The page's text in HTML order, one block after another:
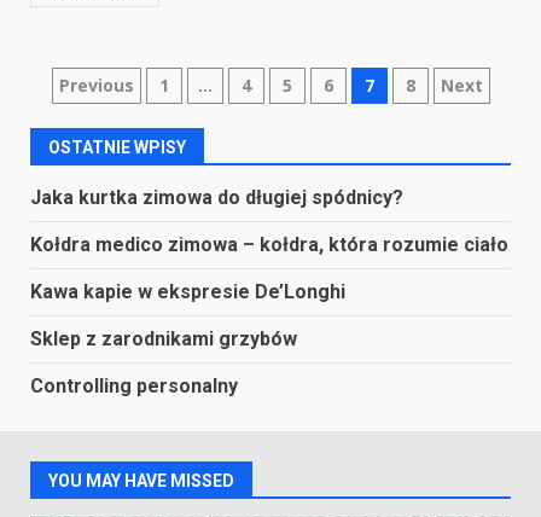
Stronicowanie
wpisów
Previous 1 … 4 5 6 7 8 Next
OSTATNIE WPISY
Jaka kurtka zimowa do długiej spódnicy?
Kołdra medico zimowa – kołdra, która rozumie ciało
Kawa kapie w ekspresie De’Longhi
Sklep z zarodnikami grzybów
Controlling personalny
YOU MAY HAVE MISSED